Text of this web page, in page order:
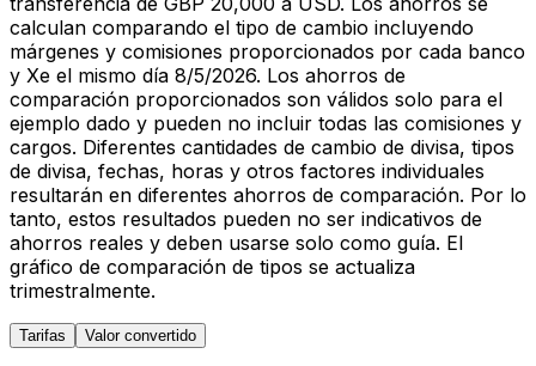
calculan comparando el tipo de cambio incluyendo
márgenes y comisiones proporcionados por cada banco
y Xe el mismo día 8/5/2026. Los ahorros de
comparación proporcionados son válidos solo para el
ejemplo dado y pueden no incluir todas las comisiones y
cargos. Diferentes cantidades de cambio de divisa, tipos
de divisa, fechas, horas y otros factores individuales
resultarán en diferentes ahorros de comparación. Por lo
tanto, estos resultados pueden no ser indicativos de
ahorros reales y deben usarse solo como guía. El
gráfico de comparación de tipos se actualiza
trimestralmente.
Tarifas Valor convertido